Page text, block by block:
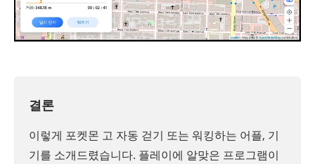
결론
이렇게 포켓몬 고 자동 걷기 또는 워킹하는 어플, 기
기를 소개드렸습니다. 플레이에 알맞은 프로그램이